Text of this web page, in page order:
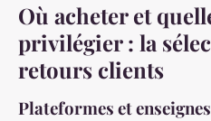
Où acheter et
privilégier : la
retours clients
Plateformes et